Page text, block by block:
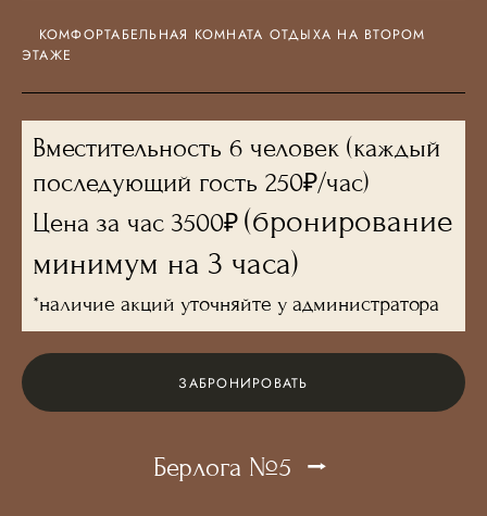
КОМФОРТАБЕЛЬНАЯ КОМНАТА ОТДЫХА НА ВТОРОМ
ЭТАЖЕ
Вместительность 6 человек (каждый
последующий гость 250₽/час)
Цена за час 3500₽ (бронирование
минимум на 3 часа)
*наличие акций уточняйте у администратора
ЗАБРОНИРОВАТЬ
Берлога №5 ⭢